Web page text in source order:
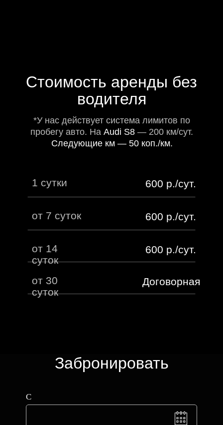
Cтоимость аренды без
водителя
*У нас действует система лимитов по
пробегу авто. На Audi S8 — 200 км/сут.
Следующие км — 50 коп./км.
1 сутки 600 р./сут.
от 7 суток 600 р./сут.
от 14
суток
600 р./сут.
от 30
суток
Договорная
Забронировать
С